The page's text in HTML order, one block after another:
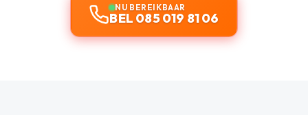
NU BEREIKBAAR
BEL 085 019 81 06